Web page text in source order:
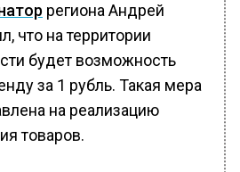
региона Андрей
что на территории
будет возможность
за 1 рубль. Такая мера
на реализацию
товаров.